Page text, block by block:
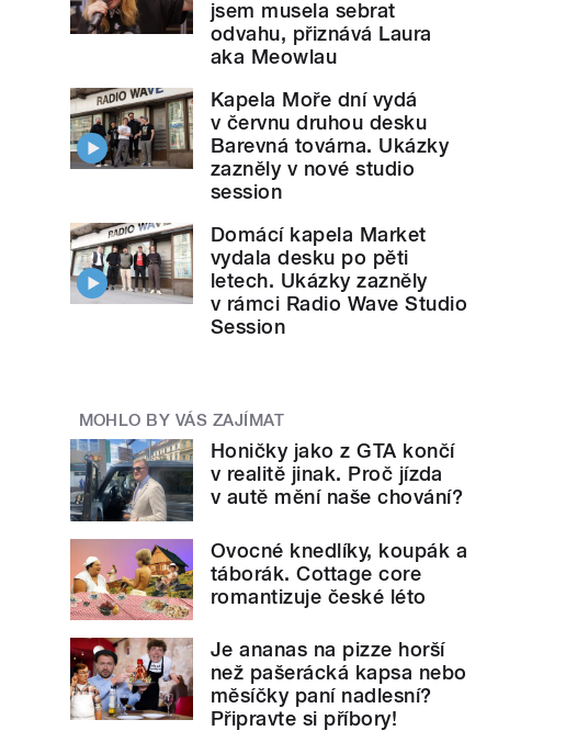
jsem musela sebrat
odvahu, přiznává Laura
aka Meowlau
Kapela Moře dní vydá
v červnu druhou desku
Barevná továrna. Ukázky
zazněly v nové studio
session
Domácí kapela Market
vydala desku po pěti
letech. Ukázky zazněly
v rámci Radio Wave Studio
Session
MOHLO BY VÁS ZAJÍMAT
Honičky jako z GTA končí
v realitě jinak. Proč jízda
v autě mění naše chování?
Ovocné knedlíky, koupák a
táborák. Cottage core
romantizuje české léto
Je ananas na pizze horší
než pašerácká kapsa nebo
měsíčky paní nadlesní?
Připravte si příbory!